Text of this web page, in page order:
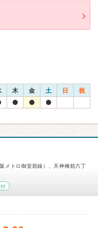
木 金 土 日 祝
メトロ御堂筋線）、天神橋筋六丁